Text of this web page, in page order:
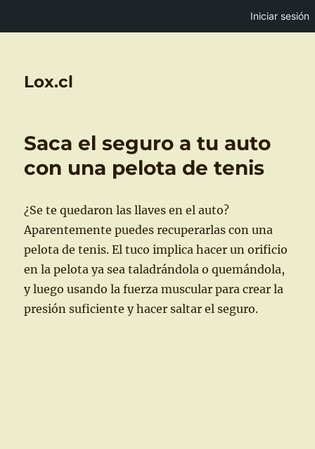
Iniciar sesión
Lox.cl
Saca el seguro a tu auto
con una pelota de tenis
¿Se te quedaron las llaves en el auto?
Aparentemente puedes recuperarlas con una
pelota de tenis. El tuco implica hacer un orificio
en la pelota ya sea taladrándola o quemándola,
y luego usando la fuerza muscular para crear la
presión suficiente y hacer saltar el seguro.